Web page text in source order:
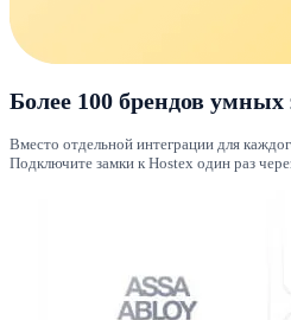
Более 100 брендов
Вместо отдельной интеграции для
Подключите замки к Hostex один раз